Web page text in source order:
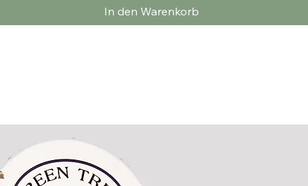
In den Warenkorb